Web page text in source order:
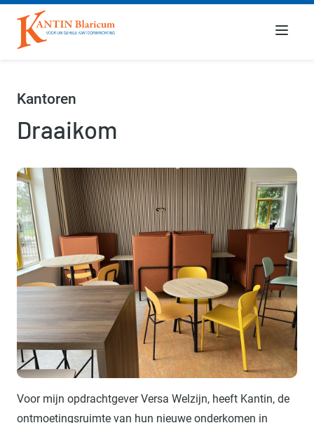
Menu
Kantoren
Draaikom
Voor mijn opdrachtgever Versa Welzijn, heeft Kantin, de
ontmoetingsruimte van hun nieuwe onderkomen in